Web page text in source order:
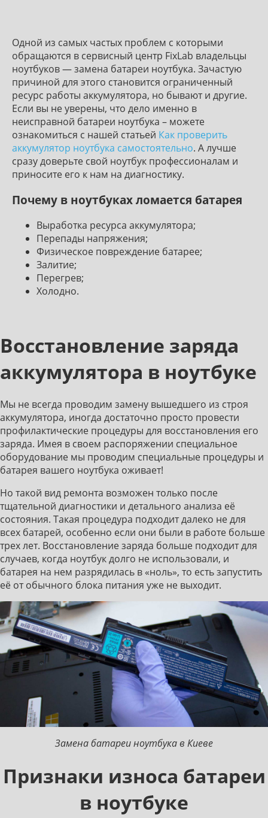
Одной из самых частых проблем с которыми
обращаются в сервисный центр FixLab владельцы
ноутбуков — замена батареи ноутбука. Зачастую
причиной для этого становится ограниченный
ресурс работы аккумулятора, но бывают и другие.
Если вы не уверены, что дело именно в
неисправной батареи ноутбука – можете
ознакомиться с нашей статьей Как проверить
аккумулятор ноутбука самостоятельно. А лучше
сразу доверьте свой ноутбук профессионалам и
приносите его к нам на диагностику.
Почему в ноутбуках ломается батарея
Выработка ресурса аккумулятора;
Перепады напряжения;
Физическое повреждение батарее;
Залитие;
Перегрев;
Холодно.
Восстановление заряда
аккумулятора в ноутбуке
Мы не всегда проводим замену вышедшего из строя
аккумулятора, иногда достаточно просто провести
профилактические процедуры для восстановления его
заряда. Имея в своем распоряжении специальное
оборудование мы проводим специальные процедуры и
батарея вашего ноутбука оживает!
Но такой вид ремонта возможен только после
тщательной диагностики и детального анализа её
состояния. Такая процедура подходит далеко не для
всех батарей, особенно если они были в работе больше
трех лет. Восстановление заряда больше подходит для
случаев, когда ноутбук долго не использовали, и
батарея на нем разрядилась в «ноль», то есть запустить
её от обычного блока питания уже не выходит.
Замена батареи ноутбука в Киеве
Признаки износа батареи
в ноутбуке